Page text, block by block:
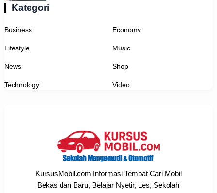
Kategori
Business Economy
Lifestyle Music
News Shop
Technology Video
KursusMobil.com Informasi Tempat Cari Mobil
Bekas dan Baru, Belajar Nyetir, Les, Sekolah